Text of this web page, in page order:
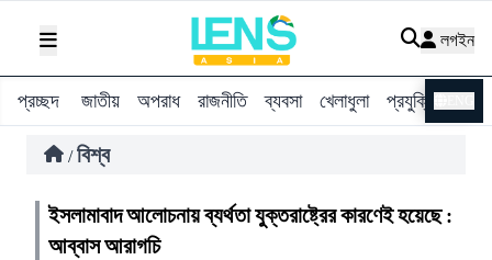
লগইন
প্রচ্ছদ জাতীয় অপরাধ রাজনীতি ব্যবসা খেলাধুলা প্রযুক্তি
/ বিশ্ব
ইসলামাবাদ আলোচনায় ব্যর্থতা যুক্তরাষ্ট্রের কারণেই হয়েছে :
আব্বাস আরাগচি